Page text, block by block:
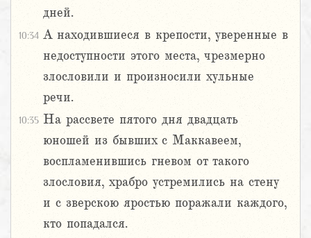
дней.
10:34 А находившиеся в крепости, уверенные в
недоступности этого места, чрезмерно
злословили и произносили хульные
речи.
10:35 На рассвете пятого дня двадцать
юношей из бывших с Маккавеем,
воспламенившись гневом от такого
злословия, храбро устремились на стену
и с зверскою яростью поражали каждого,
кто попадался.